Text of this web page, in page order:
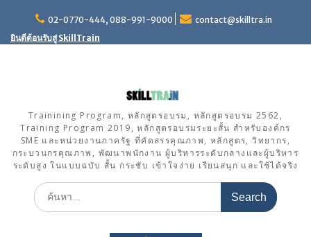
02-0770-444, 088-991-9000
contact@skilltra.in
ยินดีต้อนรับสู่ SkillTrain
Trainining Program, หลักสูตรอบรม, หลักสูตรอบรม 2562,
Training Program 2019, หลักสูตรอบรมระยะสั้น สำหรับองค์กร
SME และหน่วยงานภาครัฐ ที่คัดสรรคุณภาพ, หลักสูตร, วิทยากร,
กระบวนกรคุณภาพ, พัฒนาพนักงาน ผู้บริหารระดับกลางและผู้บริหาร
ระดับสูง ในแบบฉบับ สั้น กระชับ เข้าใจง่าย เรียนสนุก และใช้ได้จริง
S
e